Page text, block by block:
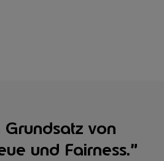
Grundsatz von
und Fairness.”